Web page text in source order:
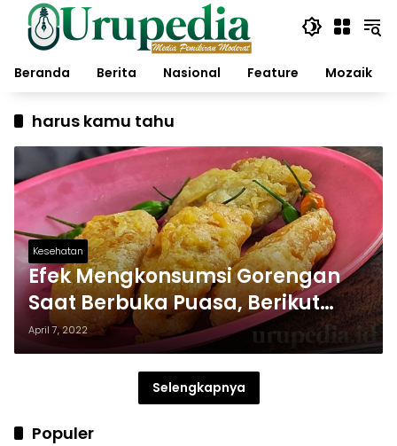
Langsung
konten
Beranda
Berita Nasional Feature Mozaik
harus kamu tahu
Kesehatan
Efek Mengkonsumsi Gorengan
Saat Berbuka Puasa, Berikut
Penjelasanya
April 7, 2022
Selengkapnya
Populer